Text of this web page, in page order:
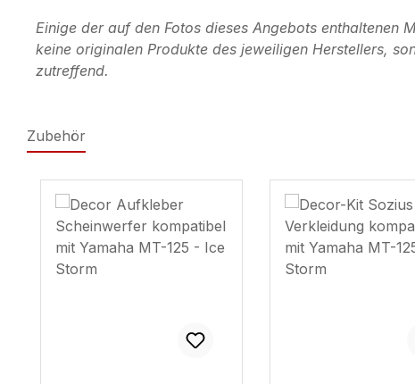
Einige der auf den Fotos dieses Angebots enthaltenen
keine originalen Produkte des jeweiligen Herstellers,
zutreffend.
Zubehör